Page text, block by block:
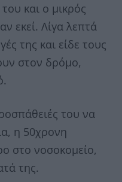
και ο μικρός
εκεί. Λίγα λεπτά
της και είδε τους
στον δρόμο,
του να
η 50χρονη
στο νοσοκομείο,
της.